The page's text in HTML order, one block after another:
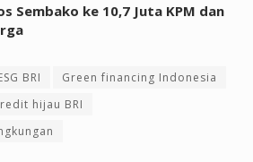
Sembako ke 10,7 Juta KPM dan
BRI
Green financing Indonesia
hijau BRI